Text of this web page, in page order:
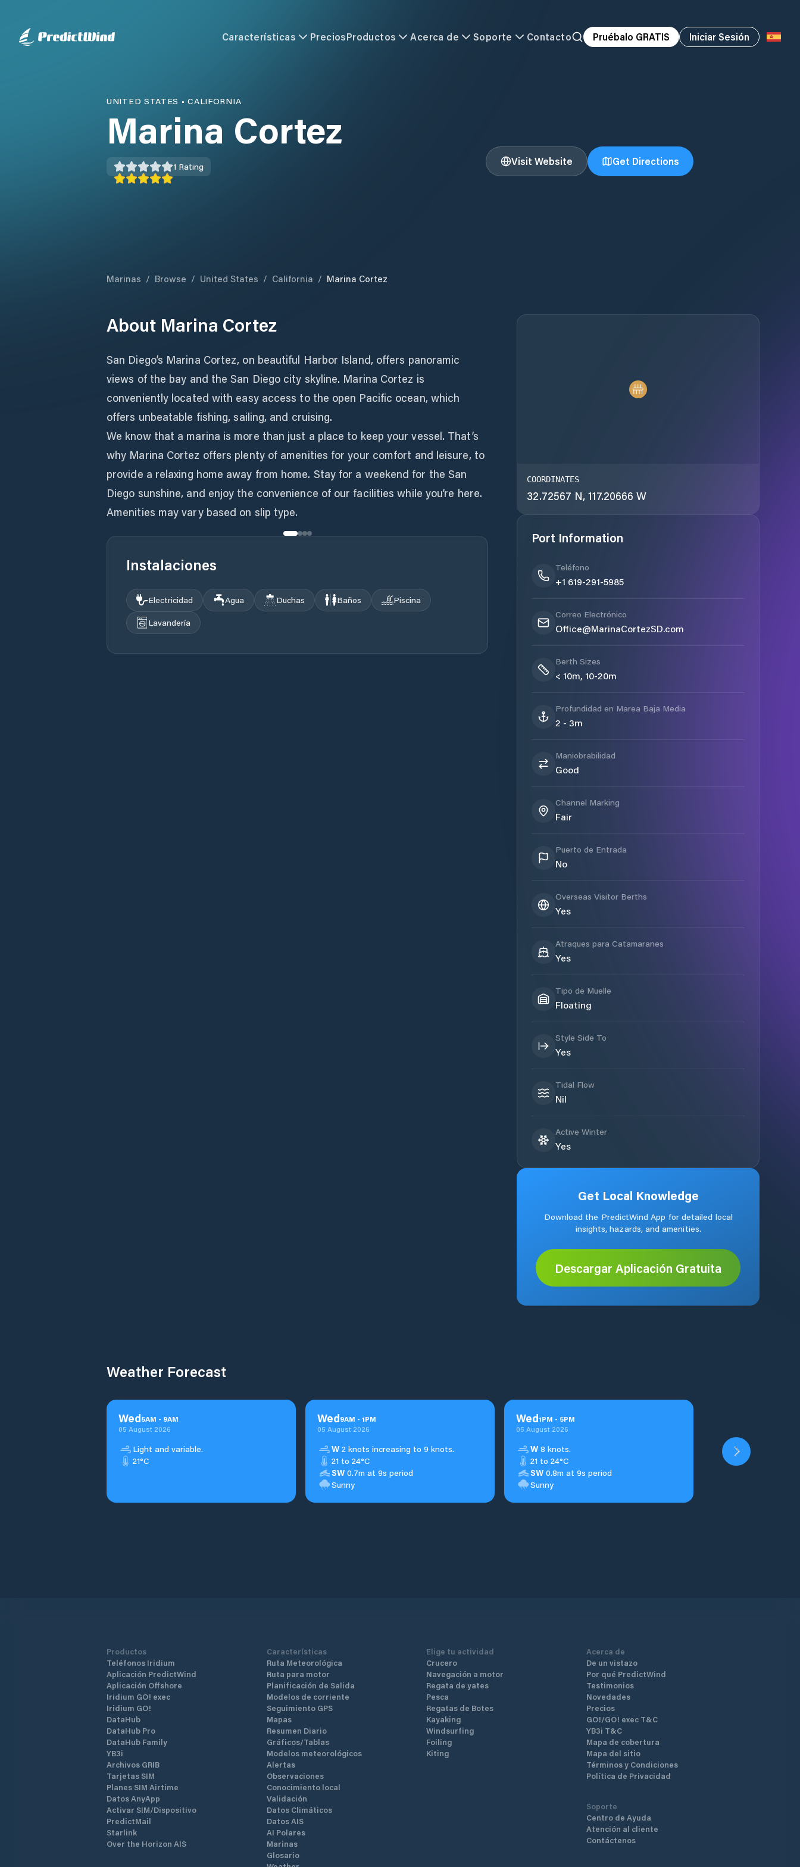
Características PreciosProductos Acerca de Soporte Contacto Pruébalo GRATIS Iniciar Sesión
UNITED STATES •CALIFORNIA
Marina Cortez
1 Rating Visit Website Get Directions
Marinas / Browse / United States / California / Marina Cortez
About Marina Cortez
San Diego’s Marina Cortez, on beautiful Harbor Island, offers panoramic
views of the bay and the San Diego city skyline. Marina Cortez is
conveniently located with easy access to the open Pacific ocean, which
offers unbeatable fishing, sailing, and cruising.
We know that a marina is more than just a place to keep your vessel. That’s
why Marina Cortez offers plenty of amenities for your comfort and leisure, to
provide a relaxing home away from home. Stay for a weekend for the San
Diego sunshine, and enjoy the convenience of our facilities while you’re here.
Amenities may vary based on slip type.
Instalaciones
Electricidad Agua Duchas Baños
Piscina
Lavandería
COORDINATES
32.72567 N, 117.20666 W
Port Information
Teléfono
+1 619-291-5985
Correo Electrónico
Office@MarinaCortezSD.com
Berth Sizes
< 10m, 10-20m
Profundidad en Marea Baja Media
2 - 3m
Maniobrabilidad
Good
Channel Marking
Fair
Puerto de Entrada
No
Overseas Visitor Berths
Yes
Atraques para Catamaranes
Yes
Tipo de Muelle
Floating
Style Side To
Yes
Tidal Flow
Nil
Active Winter
Yes
Get Local Knowledge
Download the PredictWind App for detailed local
insights, hazards, and amenities.
Descargar Aplicación Gratuita
Weather Forecast
Wed5AM - 9AM
05 August 2026
Light and variable.
21°C
Wed9AM - 1PM
05 August 2026
W 2 knots increasing to 9 knots.
21 to 24°C
SW 0.7m at 9s period
Sunny
Wed1PM - 5PM
05 August 2026
W 8 knots.
21 to 24°C
SW 0.8m at 9s period
Sunny
Productos
Teléfonos Iridium
Aplicación PredictWind
Aplicación Offshore
Iridium GO! exec
Iridium GO!
DataHub
DataHub Pro
DataHub Family
YB3i
Archivos GRIB
Tarjetas SIM
Planes SIM Airtime
Datos AnyApp
Activar SIM/Dispositivo
PredictMail
Starlink
Over the Horizon AIS
Características
Ruta Meteorológica
Ruta para motor
Planificación de Salida
Modelos de corriente
Seguimiento GPS
Mapas
Resumen Diario
Gráficos/Tablas
Modelos meteorológicos
Alertas
Observaciones
Conocimiento local
Validación
Datos Climáticos
Datos AIS
AI Polares
Marinas
Glosario
Elige tu actividad
Crucero
Navegación a motor
Regata de yates
Pesca
Regatas de Botes
Kayaking
Windsurfing
Foiling
Kiting
Acerca de
De un vistazo
Por qué PredictWind
Testimonios
Novedades
Precios
GO!/GO! exec T&C
YB3i T&C
Mapa de cobertura
Mapa del sitio
Términos y Condiciones
Política de Privacidad
Soporte
Centro de Ayuda
Atención al cliente
Contáctenos